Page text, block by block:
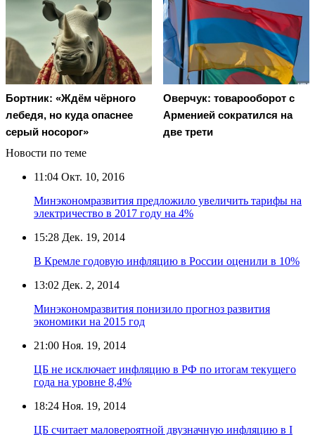
Бортник: «Ждём чёрного
лебедя, но куда опаснее
серый носорог»
Оверчук: товарооборот с
Арменией сократился на
две трети
Новости по теме
11:04 Окт. 10, 2016
Минэкономразвития предложило увеличить тарифы на
электричество в 2017 году на 4%
15:28 Дек. 19, 2014
В Кремле годовую инфляцию в России оценили в 10%
13:02 Дек. 2, 2014
Минэкономразвития понизило прогноз развития
экономики на 2015 год
21:00 Ноя. 19, 2014
ЦБ не исключает инфляцию в РФ по итогам текущего
года на уровне 8,4%
18:24 Ноя. 19, 2014
ЦБ считает маловероятной двузначную инфляцию в I